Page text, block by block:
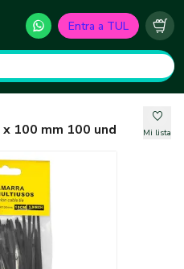
ConstrucciónEntra a TUL
100 mm 100 und Mi lista